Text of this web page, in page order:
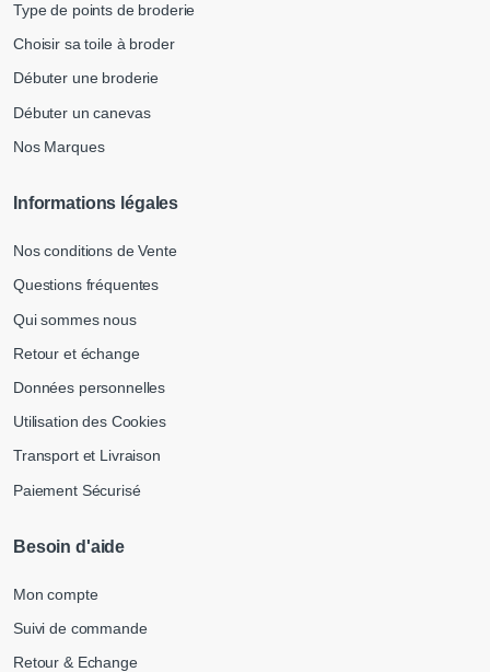
Type de points de broderie
Choisir sa toile à broder
Débuter une broderie
Débuter un canevas
Nos Marques
Informations légales
Nos conditions de Vente
Questions fréquentes
Qui sommes nous
Retour et échange
Données personnelles
Utilisation des Cookies
Transport et Livraison
Paiement Sécurisé
Besoin d'aide
Mon compte
Suivi de commande
Retour & Echange